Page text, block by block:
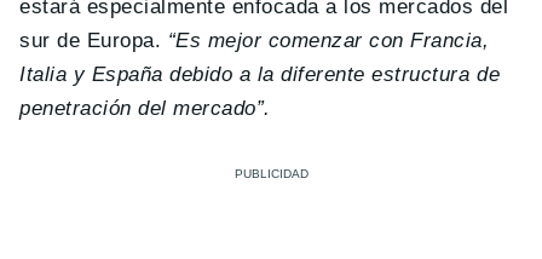
estará especialmente enfocada a los mercados del
sur de Europa. “Es mejor comenzar con Francia,
Italia y España debido a la diferente estructura de
penetración del mercado”.